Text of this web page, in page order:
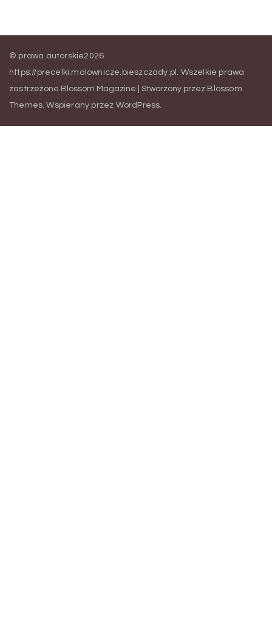
© prawa autorskie2026
https://precelki.malownicze.bieszczady.pl . Wszelkie prawa
zastrzeżone. Blossom Magazine | Stworzony przez Blossom
Themes. Wspierany przez WordPress.